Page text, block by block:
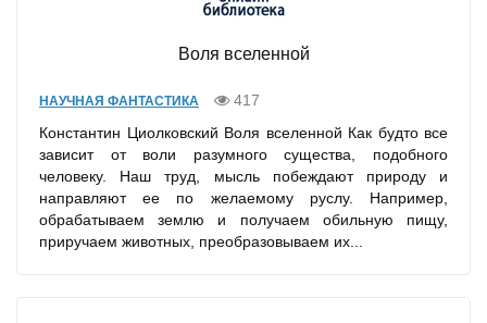
Воля вселенной
НАУЧНАЯ ФАНТАСТИКА
417
Константин Циолковский Воля вселенной Как будто все
зависит от воли разумного существа, подобного
человеку. Наш труд, мысль побеждают природу и
направляют ее по желаемому руслу. Например,
обрабатываем землю и получаем обильную пищу,
приручаем животных, преобразовываем их...